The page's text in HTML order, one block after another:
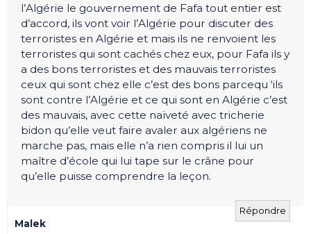
l’Algérie le gouvernement de Fafa tout entier est
d’accord, ils vont voir l’Algérie pour discuter des
terroristes en Algérie et mais ils ne renvoient les
terroristes qui sont cachés chez eux, pour Fafa ils y
a des bons terroristes et des mauvais terroristes
ceux qui sont chez elle c’est des bons parcequ ‘ils
sont contre l’Algérie et ce qui sont en Algérie c’est
des mauvais, avec cette naïveté avec tricherie
bidon qu’elle veut faire avaler aux algériens ne
marche pas, mais elle n’a rien compris il lui un
maître d’école qui lui tape sur le crâne pour
qu’elle puisse comprendre la leçon.
Répondre
Malek